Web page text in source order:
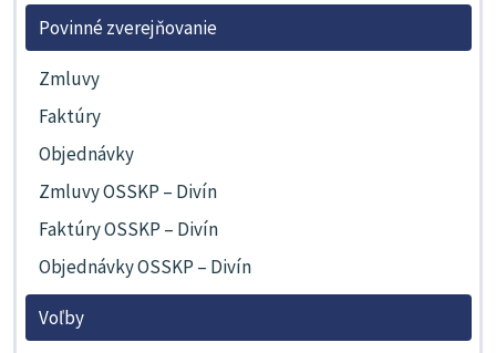
Povinné zverejňovanie
Zmluvy
Faktúry
Objednávky
Zmluvy OSSKP – Divín
Faktúry OSSKP – Divín
Objednávky OSSKP – Divín
Voľby